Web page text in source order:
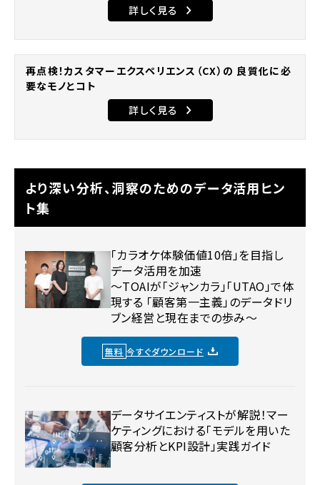
より深い分析、洞察のためのデータ活用ヒン
ト集
「カラオケ体験価値10倍」を目指し
データ活用を加速
〜TOAIが「ジャンカラ」「UTAO」で体
現する 「顧客第一主義」のデータドリ
ブン経営と現在までの歩み〜
無料 今すぐダウンロード
データサイエンティストが解説！マー
ケティングにおける「モデルを用いた
顧客分析とKPI設計」実践ガイド
詳しく見る
再点検！カスタマーエクスペリエンス（CX）の 良質化に必
要なモノとコト
詳しく見る